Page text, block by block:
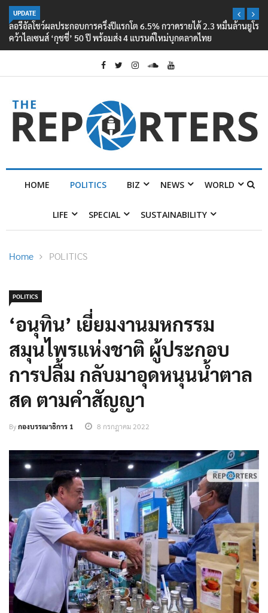
UPDATE
ลอรีอัลโชว์ผลประกอบการครึ่งปีแรกโต 6.5% กวาดรายได้ 2.3 หมื่นล้านยูโร
คว้าไลเซนส์ ‘กุชชี่’ 50 ปี พร้อมส่ง 4 แบรนด์ใหม่บุกตลาดไทย
HOME POLITICS BIZ NEWS WORLD
LIFE SPECIAL SUSTAINABILITY
Home POLITICS
POLITICS
‘อนุทิน’ เยี่ยมงานมหกรรม
สมุนไพรแห่งชาติ ผู้ประกอบ
การปลื้ม กลับมาอุดหนุนน้ำตาล
สด ตามคำสัญญา
Byกองบรรณาธิการ 1 8 กรกฎาคม 2022